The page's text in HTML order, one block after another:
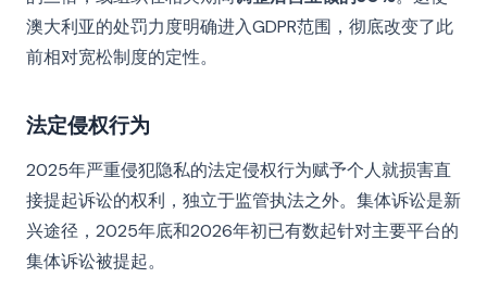
澳大利亚的处罚力度明确进入GDPR范围，彻底改变了此
前相对宽松制度的定性。
法定侵权行为
2025年严重侵犯隐私的法定侵权行为赋予个人就损害直
接提起诉讼的权利，独立于监管执法之外。集体诉讼是新
兴途径，2025年底和2026年初已有数起针对主要平台的
集体诉讼被提起。